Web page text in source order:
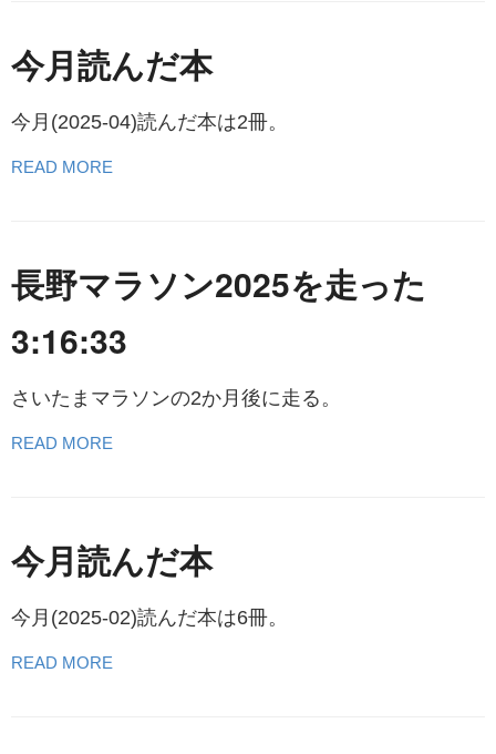
今月読んだ本
今月(2025-04)読んだ本は2冊。
READ MORE
長野マラソン2025を走った
3:16:33
さいたまマラソンの2か月後に走る。
READ MORE
今月読んだ本
今月(2025-02)読んだ本は6冊。
READ MORE